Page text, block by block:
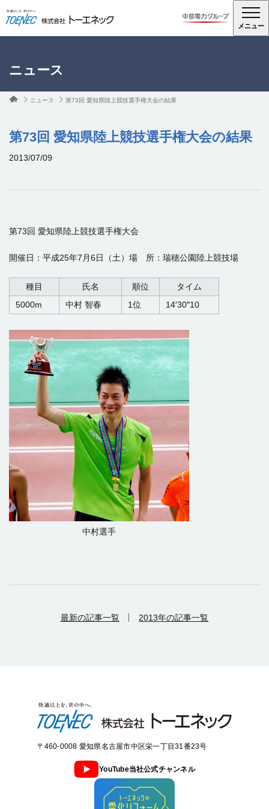
メニュー
ニュース
ニュース 第73回 愛知県陸上競技選手権大会の結果
第73回 愛知県陸上競技選手権大会の結果
2013/07/09
第73回 愛知県陸上競技選手権大会
開催日：平成25年7月6日（土）場 所：瑞穂公園陸上競技場
種目 氏名 順位
タイム
5000m
中村 智春 1位 14′30″10
中村選手
最新の記事一覧 2013年の記事一覧
〒460-0008 愛知県名古屋市中区栄一丁目31番23号
YouTube当社公式チャンネル